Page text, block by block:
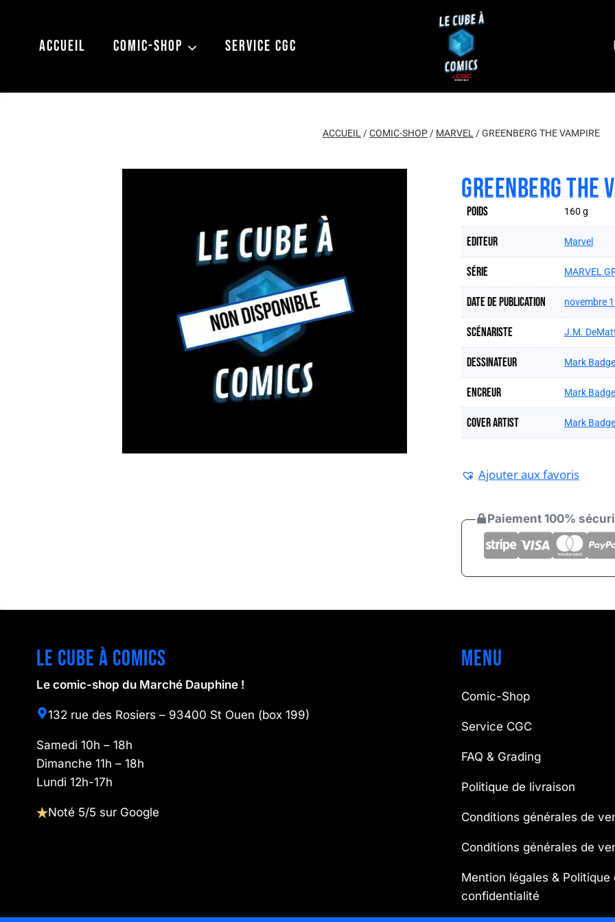
contenuACCUEIL COMIC-SHOP SERVICE CGC
ACCUEIL/COMIC-SHOP/ MARVEL/GREENBERG THE VAMPIRE
GREENBERG THE
Poids 160 g
Editeur Marvel
Série MARVEL
Date de publication novembre
Scénariste J.M.
Dessinateur Mark
Encreur Mark
Cover artist Mark
Ajouter aux favoris
Paiement 100%
Le cube à comics
Le comic-shop du Marché Dauphine !
132 rue des Rosiers – 93400 St Ouen (box 199)
Samedi 10h – 18h
Dimanche 11h – 18h
Lundi 12h-17h
Noté 5/5 sur Google
Menu
Comic-Shop
Service CGC
FAQ & Grading
Politique de livraison
Conditions générales de
Conditions générales de
Mention légales & Politique
confidentialité